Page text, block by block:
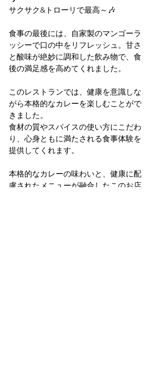
サクサク&トローリで最高～🎶
食事の最後には、自家製のマンゴーラ
ッシーで口の中をリフレッシュ。甘さ
と酸味が絶妙に調和した飲み物で、食
後の満足感を高めてくれました。
このレストランでは、健康を意識しな
がら本格的なカレーを楽しむことがで
きました。
食材の質やスパイスの使い方にこだわ
り、心身ともに満たされる食事体験を
提供してくれます。
本格的なカレーの味わいと、健康に配
慮されたメニューが融合したこのお店